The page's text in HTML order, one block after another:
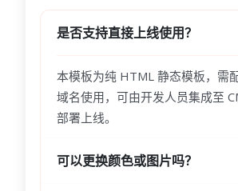
是否支持直接上线使用？
本模板为纯 HTML 静态模板，需
域名使用，可由开发人员集成至
部署上线。
可以更换颜色或图片吗？